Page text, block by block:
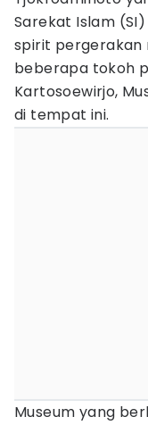
Sarekat Islam
spirit pergerakan
beberapa tokoh
Kartosoewirjo,
di tempat ini.
Museum yang